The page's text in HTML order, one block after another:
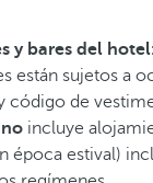
y bares del
están sujetos a
de
incluye
época estival)